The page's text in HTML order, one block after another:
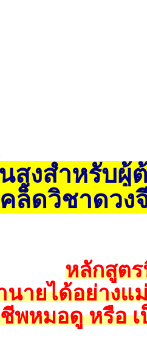
สูงสำหรับผู้
คล็ดวิชาดวง
หลักสูตร
นายได้อย่างแ
พหมอดู หรือ